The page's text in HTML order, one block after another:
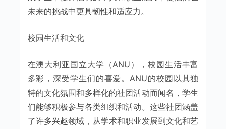
未来的挑战中更具韧性和适应力。
校园生活和文化
在澳大利亚国立大学（ANU），校园生活丰富
多彩，深受学生们的喜爱。ANU的校园以其独
特的文化氛围和多样化的社团活动而闻名，学生
们能够积极参与各类组织和活动。这些社团涵盖
了许多兴趣领域，从学术和职业发展到文化和艺